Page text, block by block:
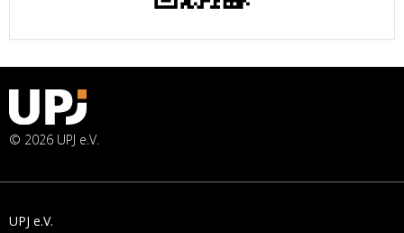
© 2026 UPJ e.V.
UPJ e.V.